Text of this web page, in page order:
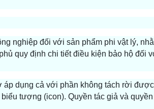
nghiệp đối với sản phẩm phi vật lý,
quy định chi tiết điều kiện bảo hộ đối
áp dụng cả với phần không tách rời
tượng (icon). Quyền tác giả và